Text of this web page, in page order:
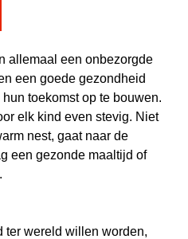
allemaal een onbezorgde
een goede gezondheid
toekomst op te bouwen.
elk kind even stevig. Niet
nest, gaat naar de
een gezonde maaltijd of
ter wereld willen worden,